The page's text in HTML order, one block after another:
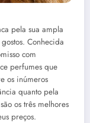
pela sua ampla
Conhecida
com
perfumes que
os inúmeros
quanto pela
os três melhores
preços.